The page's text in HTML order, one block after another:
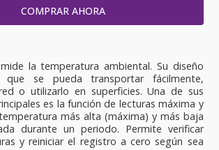
COMPRAR AHORA
la temperatura ambiental. Su diseño
que se pueda transportar fácilmente,
o utilizarlo en superficies. Una de sus
es la función de lecturas máxima y
más alta (máxima) y más baja
durante un periodo. Permite verificar
y reiniciar el registro a cero según sea